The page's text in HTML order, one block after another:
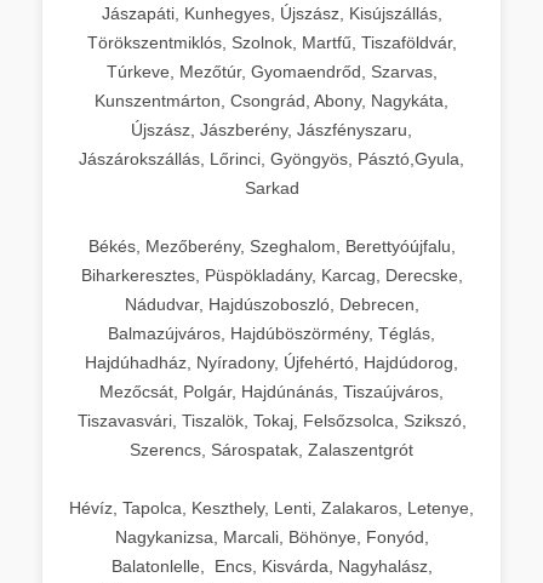
Jászapáti, Kunhegyes, Újszász, Kisújszállás,
Törökszentmiklós, Szolnok, Martfű, Tiszaföldvár,
Túrkeve, Mezőtúr, Gyomaendrőd, Szarvas,
Kunszentmárton, Csongrád, Abony, Nagykáta,
Újszász, Jászberény, Jászfényszaru,
Jászárokszállás, Lőrinci, Gyöngyös, Pásztó,Gyula,
Sarkad
Békés, Mezőberény, Szeghalom, Berettyóújfalu,
Biharkeresztes, Püspökladány, Karcag, Derecske,
Nádudvar, Hajdúszoboszló, Debrecen,
Balmazújváros, Hajdúböszörmény, Téglás,
Hajdúhadház, Nyíradony, Újfehértó, Hajdúdorog,
Mezőcsát, Polgár, Hajdúnánás, Tiszaújváros,
Tiszavasvári, Tiszalök, Tokaj, Felsőzsolca, Szikszó,
Szerencs, Sárospatak, Zalaszentgrót
Hévíz, Tapolca, Keszthely, Lenti, Zalakaros, Letenye,
Nagykanizsa, Marcali, Böhönye, Fonyód,
Balatonlelle, Encs, Kisvárda, Nagyhalász,